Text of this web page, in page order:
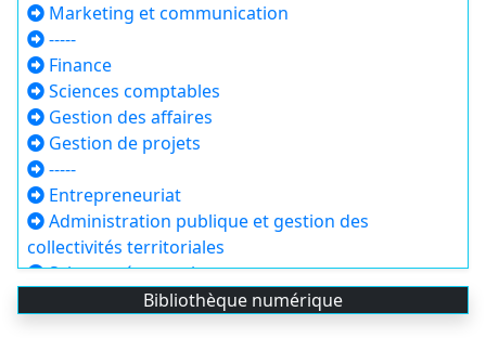
Marketing et communication
-----
Finance
Sciences comptables
Gestion des affaires
Gestion de projets
-----
Entrepreneuriat
Administration publique et gestion des
collectivités territoriales
Sciences économiques
Bibliothèque numérique